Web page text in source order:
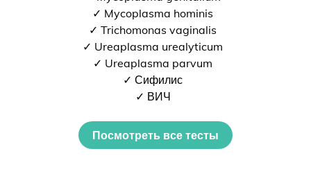
✓ Mycoplasma hominis
✓ Trichomonas vaginalis
✓ Ureaplasma urealyticum
✓ Ureaplasma parvum
✓ Сифилис
✓ ВИЧ
Посмотреть все тесты